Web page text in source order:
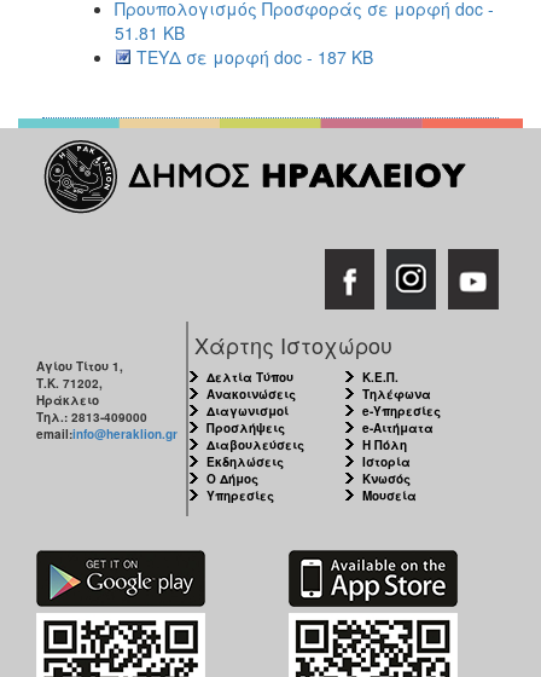
Προυπολογισμός Προσφοράς σε μορφή doc -
51.81 KB
ΤΕΥΔ σε μορφή doc - 187 KB
Αγίου Τίτου 1,
Τ.Κ. 71202,
Ηράκλειο
Τηλ.: 2813-409000
email:info@heraklion.gr
Χάρτης Ιστοχώρου
Δελτία Τύπου
Ανακοινώσεις
Διαγωνισμοί
Προσλήψεις
Διαβουλεύσεις
Εκδηλώσεις
Ο Δήμος
Υπηρεσίες
Κ.Ε.Π.
Τηλέφωνα
e-Υπηρεσίες
e-Αιτήματα
Η Πόλη
Ιστορία
Κνωσός
Μουσεία